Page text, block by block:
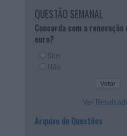
QUESTÃO SEMANAL
Concorda com a
euro?
Sim
Não
Ver
Arquivo de Questões